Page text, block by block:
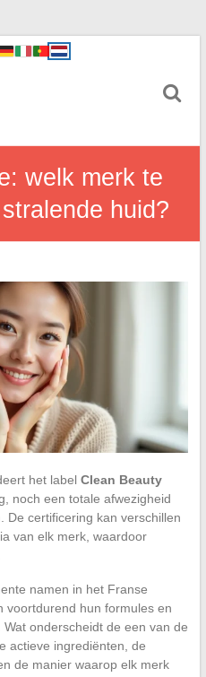
welk merk te
huid?
het label Clean Beauty
noch een totale afwezigheid
De certificering kan verschillen
van elk merk, waardoor
namen in het Franse
voortdurend hun formules en
onderscheidt de een van de
actieve ingrediënten, de
de manier waarop elk merk